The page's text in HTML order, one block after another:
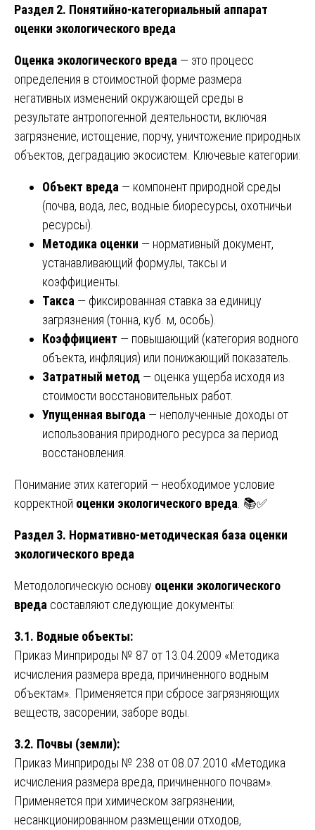
Раздел 2. Понятийно-категориальный аппарат
оценки экологического вреда
Оценка экологического вреда — это процесс
определения в стоимостной форме размера
негативных изменений окружающей среды в
результате антропогенной деятельности, включая
загрязнение, истощение, порчу, уничтожение природных
объектов, деградацию экосистем. Ключевые категории:
Объект вреда — компонент природной среды
(почва, вода, лес, водные биоресурсы, охотничьи
ресурсы).
Методика оценки — нормативный документ,
устанавливающий формулы, таксы и
коэффициенты.
Такса — фиксированная ставка за единицу
загрязнения (тонна, куб. м, особь).
Коэффициент — повышающий (категория водного
объекта, инфляция) или понижающий показатель.
Затратный метод — оценка ущерба исходя из
стоимости восстановительных работ.
Упущенная выгода — неполученные доходы от
использования природного ресурса за период
восстановления.
Понимание этих категорий — необходимое условие
корректной оценки экологического вреда . 📚✅
Раздел 3. Нормативно-методическая база оценки
экологического вреда
Методологическую основу оценки экологического
вреда составляют следующие документы:
3.1. Водные объекты:
Приказ Минприроды № 87 от 13.04.2009 «Методика
исчисления размера вреда, причиненного водным
объектам». Применяется при сбросе загрязняющих
веществ, засорении, заборе воды.
3.2. Почвы (земли):
Приказ Минприроды № 238 от 08.07.2010 «Методика
исчисления размера вреда, причиненного почвам».
Применяется при химическом загрязнении,
несанкционированном размещении отходов,